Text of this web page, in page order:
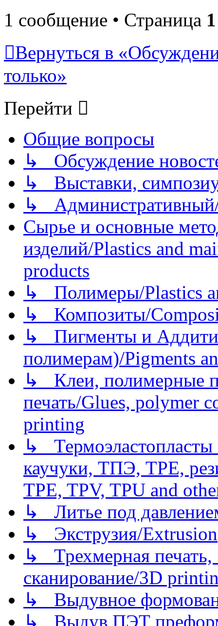
1 сообщение • Страница 1
Вернуться в
только»
Перейти
Общие вопросы
↳ Обсуждение
↳ Выставки,
↳
Сырье и основные
изделий/Plastics and
products
↳ Полимеры/Plastics
↳ Композиты/
↳ Пигменты и
полимерам)/Pigments
↳ Клеи, полимерные
печать/Glues, polymer
printing
↳
каучуки, ТПЭ, TPE,
TPE, TPV, TPU and
↳ Литье под
↳ Экструзия/Extrusion
↳ Трехмерная
сканирование/3D
↳ Выдувное
↳ Выдув ПЭТ